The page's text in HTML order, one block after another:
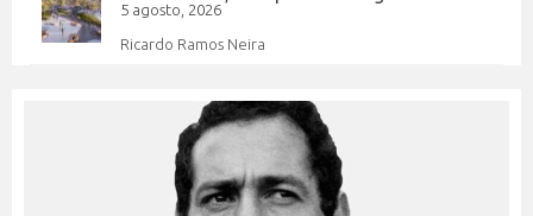
5 agosto, 2026
Ricardo Ramos Neira